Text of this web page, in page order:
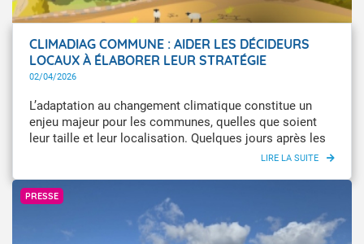
CLIMADIAG COMMUNE : AIDER LES DÉCIDEURS
LOCAUX À ÉLABORER LEUR STRATÉGIE
D’ADAPTATION AU CHANGEMENT CLIMATIQUE
02/04/2026
L’adaptation au changement climatique constitue un
enjeu majeur pour les communes, quelles que soient
leur taille et leur localisation. Quelques jours après les
élections municipales, Météo-France rappelle la mise à
pour accompagner les collectivités dans cette
démarche. En un clic, chacun peut accéder à un
diagnostic climatique à l’échelle locale avec des
indicateurs clés comme l’évolution des jours en vague
PRESSE
Infoclimat / Téléphérique